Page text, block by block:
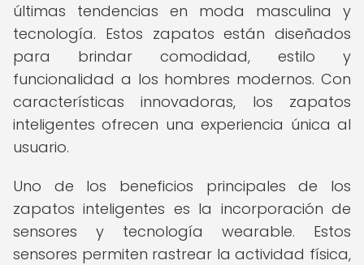
últimas tendencias en moda masculina y
tecnología. Estos zapatos están diseñados
para brindar comodidad, estilo y
funcionalidad a los hombres modernos. Con
características innovadoras, los zapatos
inteligentes ofrecen una experiencia única al
usuario.
Uno de los beneficios principales de los
zapatos inteligentes es la incorporación de
sensores y tecnología wearable. Estos
sensores permiten rastrear la actividad física,